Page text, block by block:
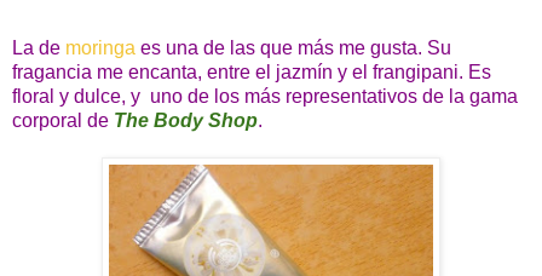
La de moringa es una de las que más me gusta. Su
fragancia me encanta, entre el jazmín y el frangipani. Es
floral y dulce, y uno de los más representativos de la gama
corporal de The Body Shop.